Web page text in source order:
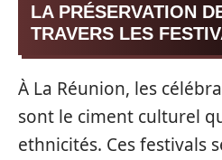
LA PRÉSERVATION
TRAVERS LES
À La Réunion, les
sont le ciment culturel
ethnicités. Ces festivals